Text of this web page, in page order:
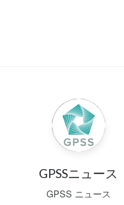
GPSSニュース
GPSS ニュース